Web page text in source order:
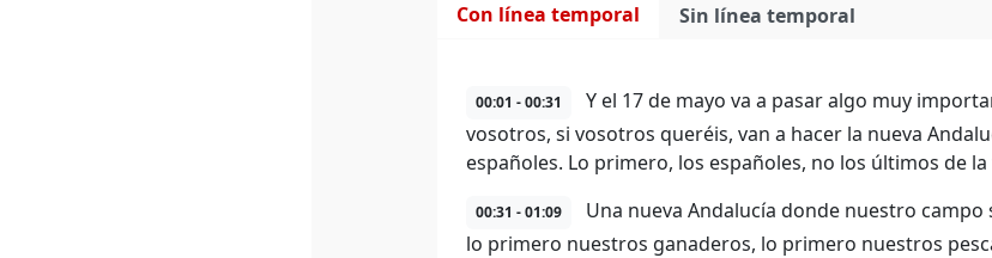
Con línea temporal Sin línea temporal
00:01 - 00:31
Y el 17 de mayo va a pasar algo muy
vosotros, si vosotros queréis, van a hacer la nueva
españoles. Lo primero, los españoles, no los últimos de
00:31 - 01:09
Una nueva Andalucía donde nuestro
lo primero nuestros ganaderos, lo primero nuestros